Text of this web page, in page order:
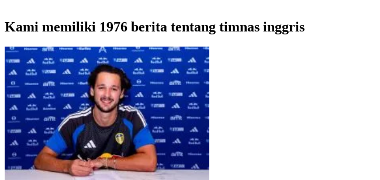
Kami memiliki 1976 berita tentang timnas inggris